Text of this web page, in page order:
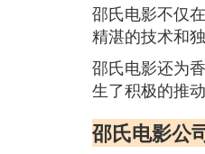
邵氏电影不仅
精湛的技术和
邵氏电影还为
生了积极的推
邵氏电影公